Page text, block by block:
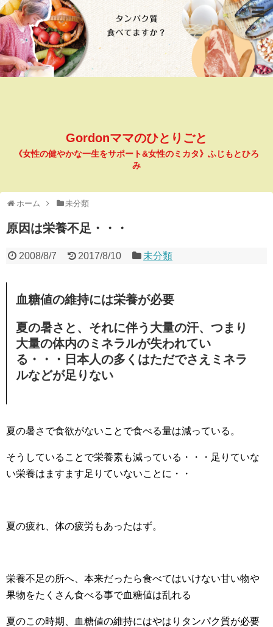
Gordonママのひとりごと
《女性の健やかな一生をサポート&女性のミカタ》ふじもとひろ
み
ホーム 未分類
原因は栄養不足・・・
2008/8/7 2017/8/10 未分類
血糖値の維持には栄養が必要
夏の暑さと、それに伴う大量の汗、つまり
大量の体内のミネラルが失われてい
る・・・日本人の多くはただでさえミネラ
ルなどが足りない
夏の暑さで食欲がないことで食べる量は減っている。
そうしていることで栄養素も減っている・・・足りていな
い栄養はますます足りていないことに・・
夏の疲れ、体の疲労もあったはず。
栄養不足の所へ、本来だったら食べてはいけない甘い物や
果物をたくさん食べる事で血糖値は乱れる
夏のこの時期、血糖値の維持にはやはりタンパク質が必要